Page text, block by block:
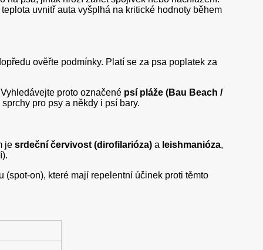
uvnitř auta vyšplhá na kritické hodnoty během
ověřte podmínky. Platí se za psa poplatek za
proto označené psí pláže (Bau Beach /
pro psy a někdy i psí bary.
je srdeční červivost (dirofilarióza)a leishmanióza,
on), které mají repelentní účinek proti těmto